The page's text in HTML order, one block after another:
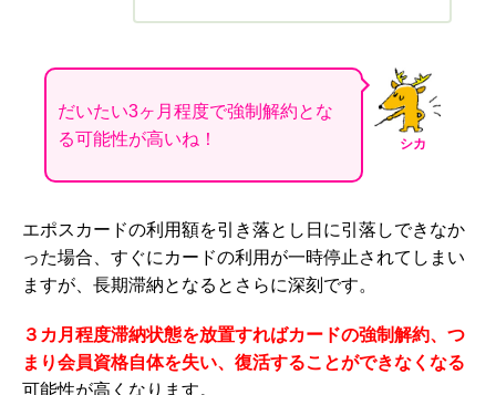
シカ
だいたい3ヶ月程度で強制解約とな
る可能性が高いね！
エポスカードの利用額を引き落とし日に引落しできなか
った場合、すぐにカードの利用が一時停止されてしまい
ますが、長期滞納となるとさらに深刻です。
３カ月程度滞納状態を放置すればカードの強制解約、つ
まり会員資格自体を失い、復活することができなくなる
可能性が高くなります。